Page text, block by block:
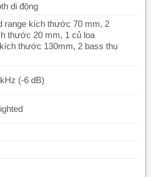
di động
range kích thước 70 mm, 2
thước 20 mm, 1 củ loa
thước 130mm, 2 bass thụ
(-6 dB)